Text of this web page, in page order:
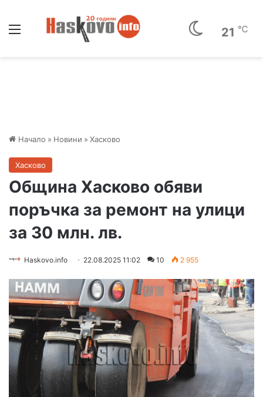
21 ℃
Начало » Новини » Хасково
Хасково
Община Хасково обяви
поръчка за ремонт на улици
за 30 млн. лв.
Haskovo.info 22.08.2025 11:02 10 2 955